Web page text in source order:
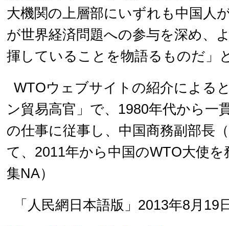
大機関の上層部にいずれも中国人
が世界経済問題への参与を深め、
揮していることを物語るものだ」
WTOウェブサイトの紹介による
ン貿易高官」で、1980年代から一
の仕事に従事し、中国商務副部長
て、2011年から中国のWTO大使
集NA）
「人民網日本語版」2013年8月19